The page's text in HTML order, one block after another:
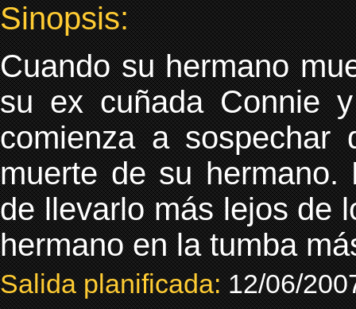
Sinopsis:
Cuando su hermano
su ex cuñada Connie
comienza a sospechar
muerte de su hermano.
de llevarlo más lejos de
hermano en la tumba
Salida planificada:12/06/